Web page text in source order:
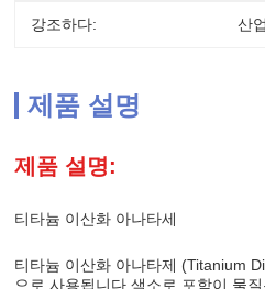
강조하다: 산
제품 설명
제품 설명:
티타늄 이산화 아나타세
티타늄 이산화 아나타제 (Titanium
으로 사용됩니다.색소로 포함이 물